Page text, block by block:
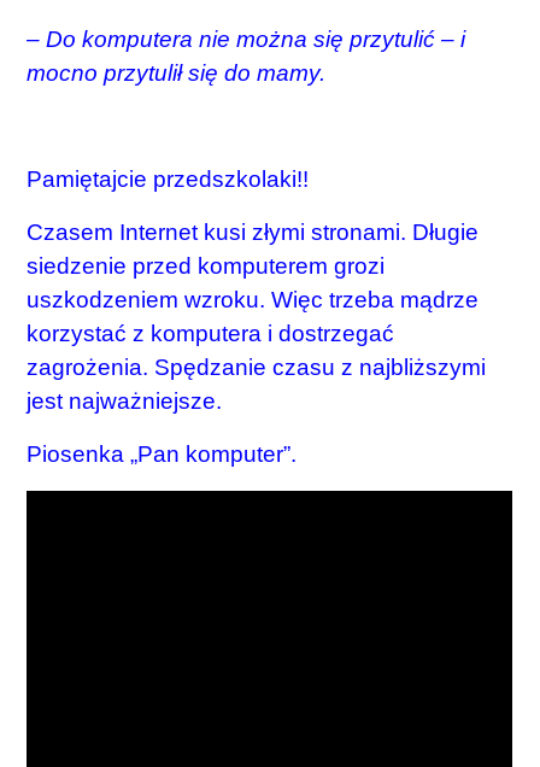
– Do komputera nie można się przytulić – i
mocno przytulił się do mamy.
Pamiętajcie przedszkolaki!!
Czasem Internet kusi złymi stronami. Długie
siedzenie przed komputerem grozi
uszkodzeniem wzroku. Więc trzeba mądrze
korzystać z komputera i dostrzegać
zagrożenia. Spędzanie czasu z najbliższymi
jest najważniejsze.
Piosenka „Pan komputer”.